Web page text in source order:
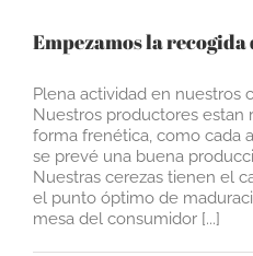
Empezamos la recogida
Plena actividad en nuestros
Nuestros productores estan
forma frenética, como cada
se prevé una buena
Nuestras cerezas tienen el
el punto óptimo de
mesa del consumidor [...]